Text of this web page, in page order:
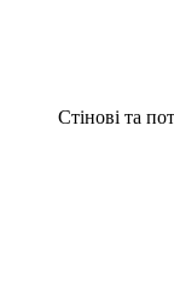
Стінові та